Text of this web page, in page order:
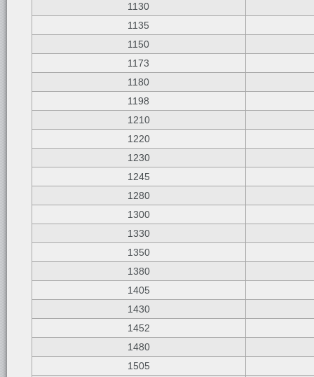
1130
1135
1150
1173
1180
1198
1210
1220
1230
1245
1280
1300
1330
1350
1380
1405
1430
1452
1480
1505